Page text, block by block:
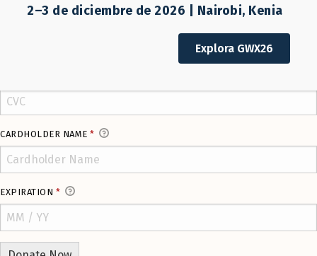
CARD NUMBER*
CARDHOLDER NAME *
EXPIRATION *
2–3 de diciembre de 2026 | Nairobi, Kenia
Explora GWX26